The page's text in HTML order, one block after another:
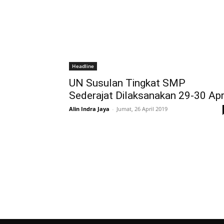
Headline
UN Susulan Tingkat SMP
Sederajat Dilaksanakan 29-30
Alin Indra Jaya - Jumat, 26 April 2019